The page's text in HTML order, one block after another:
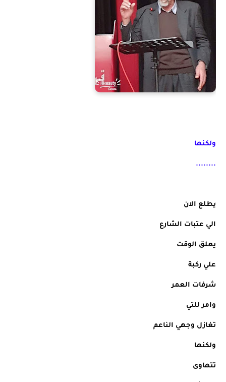
ولكنها
........
يطلع الان
الي عتبات الشارع
يعلق الوقت
علي ركبة
شرفات العمر
وامر للتي
تغازل وجهي الناعم
ولكنها
تتهاوى